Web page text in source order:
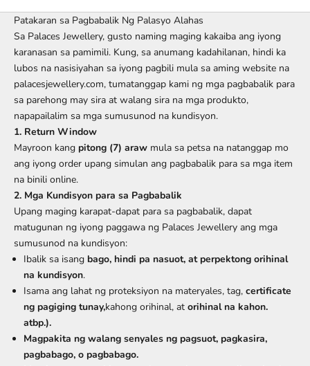
Patakaran sa Pagbabalik Ng Palasyo Alahas
Sa Palaces Jewellery, gusto naming maging kakaiba ang iyong
karanasan sa pamimili. Kung, sa anumang kadahilanan, hindi ka
lubos na nasisiyahan sa iyong pagbili mula sa aming website na
palacesjewellery.com, tumatanggap kami ng mga pagbabalik para
sa parehong may sira at walang sira na mga produkto,
napapailalim sa mga sumusunod na kundisyon.
1. Return Window
Mayroon kang pitong (7) araw mula sa petsa na natanggap mo
ang iyong order upang simulan ang pagbabalik para sa mga item
na binili online.
2. Mga Kundisyon para sa Pagbabalik
Upang maging karapat-dapat para sa pagbabalik, dapat
matugunan ng iyong paggawa ng Palaces Jewellery ang mga
sumusunod na kundisyon:
Ibalik sa isang bago, hindi pa nasuot, at perpektong orihinal
na kundisyon.
Isama ang lahat ng proteksiyon na materyales, tag, certificate
ng pagiging tunay,kahong orihinal, at orihinal na kahon.
atbp.).
Magpakita ng walang senyales ng pagsuot, pagkasira,
pagbabago, o pagbabago.